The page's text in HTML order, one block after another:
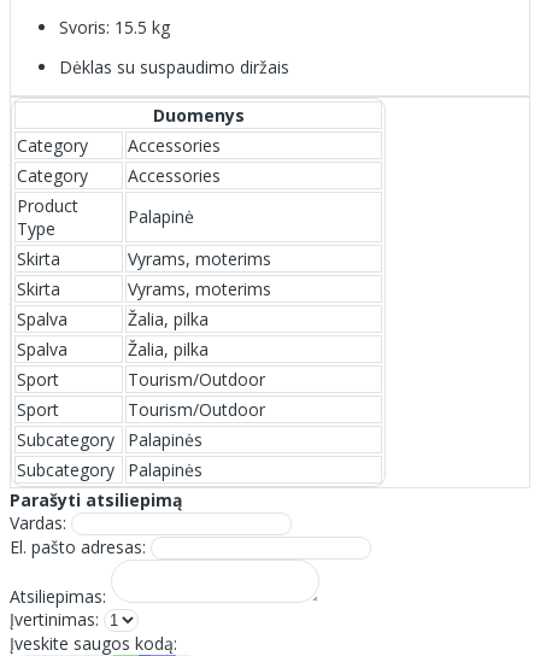
Svoris: 15.5 kg
Dėklas su suspaudimo diržais
Duomenys
Category
Accessories
Category
Accessories
Product
Type
Palapinė
Skirta
Vyrams, moterims
Skirta
Vyrams, moterims
Spalva
Žalia, pilka
Spalva
Žalia, pilka
Sport
Tourism/Outdoor
Sport
Tourism/Outdoor
Subcategory
Palapinės
Subcategory
Palapinės
Parašyti atsiliepimą
Vardas:
El. pašto adresas:
Atsiliepimas:
Įvertinimas:
Įveskite saugos kodą: